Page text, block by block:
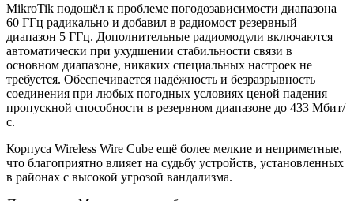
MikroTik подошёл к проблеме погодозависимости диапазона
60 ГГц радикально и добавил в радиомост резервный
диапазон 5 ГГц. Дополнительные радиомодули включаются
автоматически при ухудшении стабильности связи в
основном диапазоне, никаких специальных настроек не
требуется. Обеспечивается надёжность и безразрывность
соединения при любых погодных условиях ценой падения
пропускной способности в резервном диапазоне до 433 Мбит/
с.
Корпуса Wireless Wire Cube ещё более мелкие и неприметные,
что благоприятно влияет на судьбу устройств, установленных
в районах с высокой угрозой вандализма.